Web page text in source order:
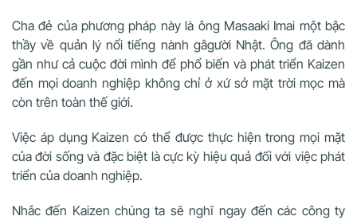
Cha đẻ của phương pháp này là ông Masaaki Imai một bậc
thầy về quản lý nổi tiếng nành gâgười Nhật. Ông đã dành
gần như cả cuộc đời mình để phổ biến và phát triển Kaizen
đến mọi doanh nghiệp không chỉ ở xứ sở mặt trời mọc mà
còn trên toàn thế giới.
Việc áp dụng Kaizen có thể được thực hiện trong mọi mặt
của đời sống và đặc biệt là cực kỳ hiệu quả đối với việc phát
triển của doanh nghiệp.
Nhắc đến Kaizen chúng ta sẽ nghĩ ngay đến các công ty